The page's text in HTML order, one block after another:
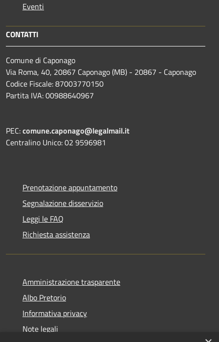
Eventi
CONTATTI
Comune di Caponago
Via Roma, 40, 20867 Caponago (MB) - 20867 - Caponago
Codice Fiscale: 87003770150
Partita IVA: 00988640967
PEC:comune.caponago@legalmail.it
Centralino Unico: 02 9596981
Prenotazione appuntamento
Segnalazione disservizio
Leggi le FAQ
Richiesta assistenza
Amministrazione trasparente
Albo Pretorio
Informativa privacy
Note legali